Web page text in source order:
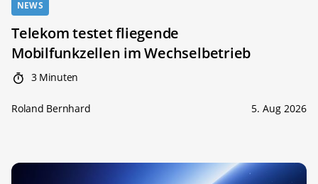
NEWS
Telekom testet fliegende
Mobilfunkzellen im Wechselbetrieb
3 Minuten
Roland Bernhard 5. Aug 2026